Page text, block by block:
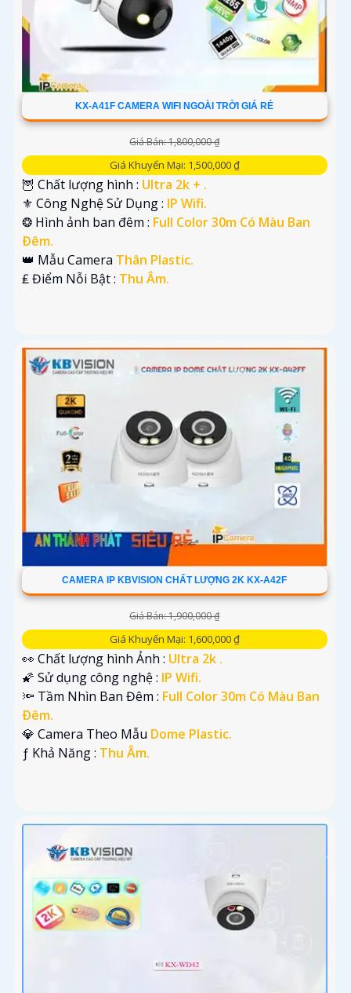
KX-A41F CAMERA WIFI NGOÀI TRỜI GIÁ RẺ
Giá Bán: 1,800,000 ₫
Giá Khuyến Mại: 1,500,000 ₫
🦉 Chất lượng hình : Ultra 2k + .
⚜️ Công Nghệ Sử Dụng : IP Wifi.
❂ Hình ảnh ban đêm : Full Color 30m Có Màu Ban
Ðêm.
👑 Mẫu Camera Thân Plastic.
️₤ Điểm Nỗi Bật : Thu Âm.
CAMERA IP KBVISION CHẤT LƯỢNG 2K KX-A42F
Giá Bán: 1,900,000 ₫
Giá Khuyến Mại: 1,600,000 ₫
👀 Chất lượng hình Ảnh : Ultra 2k .
🌠 Sử dụng công nghệ : IP Wifi.
🔦 Tầm Nhìn Ban Đêm : Full Color 30m Có Màu Ban
Ðêm.
💎 Camera Theo Mẫu Dome Plastic.
️ƒ Khả Năng : Thu Âm.